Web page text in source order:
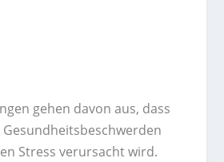
gehen davon aus, dass
Stress verursacht wird.